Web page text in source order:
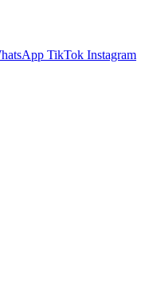
TikTok Instagram